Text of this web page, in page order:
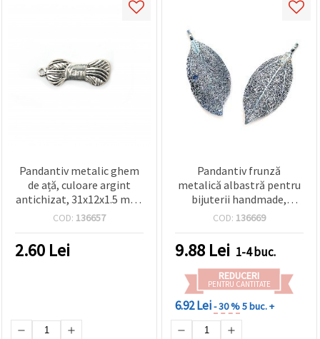
Pandantiv metalic ghem
de ață, culoare argint
antichizat, 31x12x1.5 mm,
orificiu 2 mm – pachet 5
COD: 136657
2.60 Lei
Pandantiv frunză
metalică albastră pentru
bijuterii handmade,
50~60x20~30x1 mm,
COD: 136669
9.88 Lei 1-4 buc.
REDUCERI
PENTRU CANTITATE
6.92 Lei- 30 %5 buc. +